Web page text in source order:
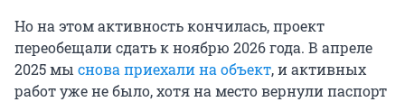
Но на этом активность кончилась, проект
переобещали сдать к ноябрю 2026 года. В апреле
2025 мы снова приехали на объект, и активных
работ уже не было, хотя на место вернули паспорт